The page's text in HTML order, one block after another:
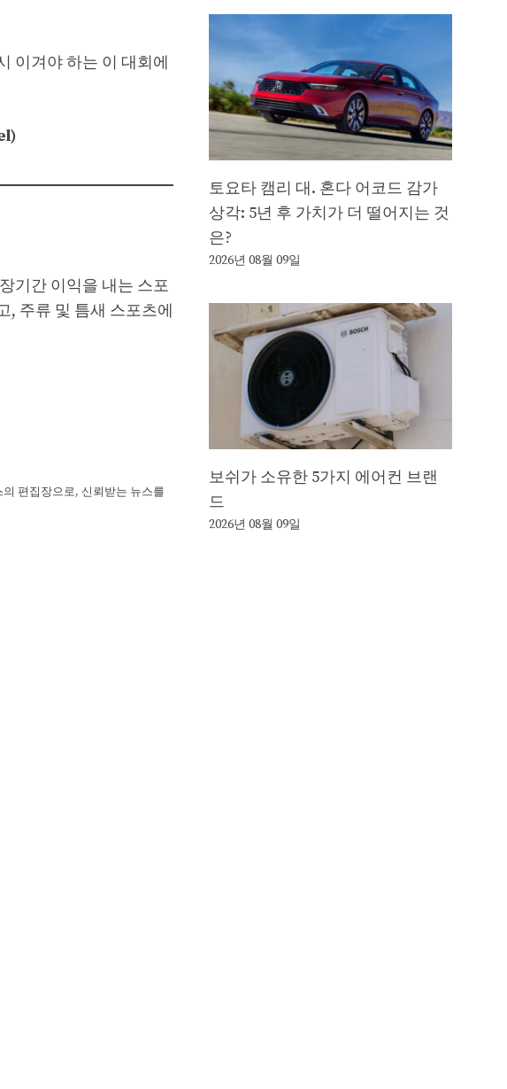
이겨야 하는 이 대회에
기간 이익을 내는 스포
, 주류 및 틈새 스포츠에
편집장으로, 신뢰받는 뉴스를
토요타 캠리 대. 혼다 어코드 감가
상각: 5년 후 가치가 더 떨어지는 것
은?
2026년 08월 09일
보쉬가 소유한 5가지 에어컨 브랜
드
2026년 08월 09일